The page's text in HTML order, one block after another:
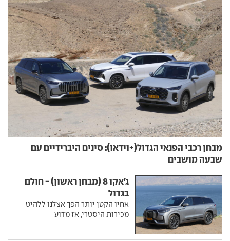
מבחן רכבי הפנאי הגדול(+וידאו): סינים היברידיים עם
שבעה מושבים
ג'אקו 8 (מבחן ראשון) - חולם
בגדול
אחיו הקטן יותר הפך אצלנו ללהיט
מכירות היסטרי, אז מדוע